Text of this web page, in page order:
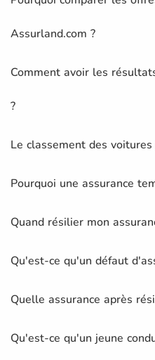
Assurland.com ?
Comment avoir les
?
Le classement des
Pourquoi une assurance
Quand résilier mon
Qu'est-ce qu'un défaut
Quelle assurance après
Qu'est-ce qu'un jeune